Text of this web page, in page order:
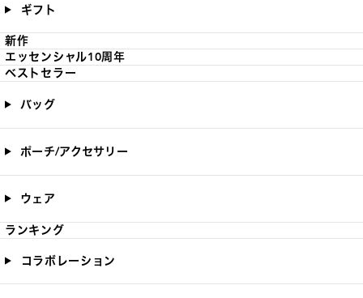
ギフト
新作
エッセンシャル10周年
ベストセラー
バッグ
ポーチ/アクセサリー
ウェア
ランキング
コラボレーション